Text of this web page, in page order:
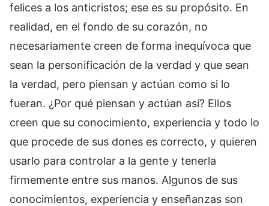
felices a los anticristos; ese es su propósito. En
realidad, en el fondo de su corazón, no
necesariamente creen de forma inequívoca que
sean la personificación de la verdad y que sean
la verdad, pero piensan y actúan como si lo
fueran. ¿Por qué piensan y actúan así? Ellos
creen que su conocimiento, experiencia y todo lo
que procede de sus dones es correcto, y quieren
usarlo para controlar a la gente y tenerla
firmemente entre sus manos. Algunos de sus
conocimientos, experiencia y enseñanzas son